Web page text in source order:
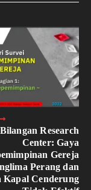
Research
Center: Gaya
Gereja
Perang dan
Kapal Cenderung